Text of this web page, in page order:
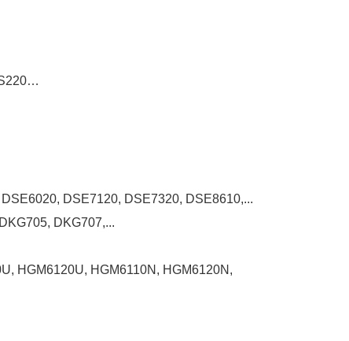
DSE7120, DSE7320, DSE8610,...
DKG707,...
HGM6120U, HGM6110N, HGM6120N,